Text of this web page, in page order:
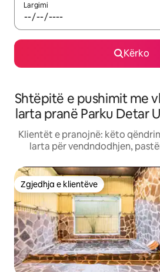
Largimi
Kërko
Shtëpitë e pushimit me
larta pranë Parku Detar
Klientët e pranojnë: këto
larta për vendndodhjen,
Zgjedhja e klientëve
Zgjedhja e klientëve